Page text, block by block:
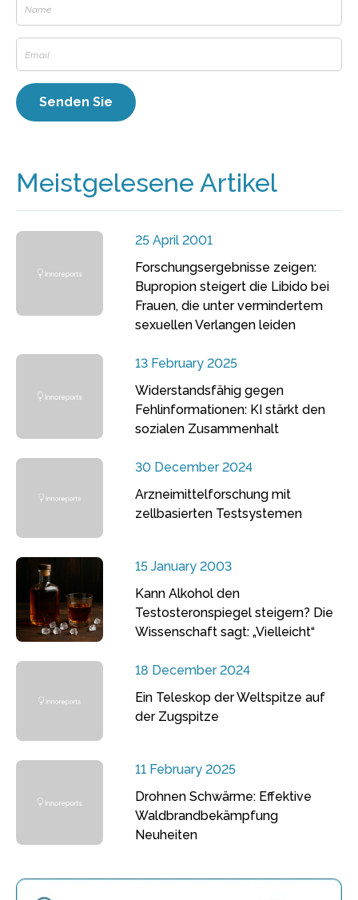
Meistgelesene Artikel
25 April 2001
Forschungsergebnisse zeigen:
Bupropion steigert die Libido bei
Frauen, die unter vermindertem
sexuellen Verlangen leiden
13 February 2025
Widerstandsfähig gegen
Fehlinformationen: KI stärkt den
sozialen Zusammenhalt
30 December 2024
Arzneimittelforschung mit
zellbasierten Testsystemen
15 January 2003
Kann Alkohol den
Testosteronspiegel steigern? Die
Wissenschaft sagt: „Vielleicht“
18 December 2024
Ein Teleskop der Weltspitze auf
der Zugspitze
11 February 2025
Drohnen Schwärme: Effektive
Waldbrandbekämpfung
Neuheiten